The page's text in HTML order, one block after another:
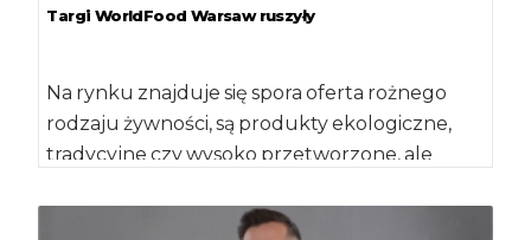
Targi WorldFood Warsaw ruszyły
Na rynku znajduje się spora oferta rożnego
rodzaju żywności, są produkty ekologiczne,
tradycyjne czy wysoko przetworzone, ale